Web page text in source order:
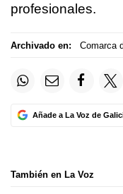
profesionales.
Archivado en: Comarca
Añade a La Voz de
También en La Voz